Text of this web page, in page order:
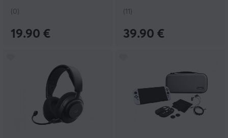
(0)
19.90 €
(11)
39.90 €